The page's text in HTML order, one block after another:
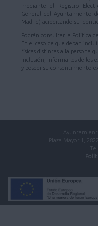
mediante el Registro
General del Ayuntamiento
Madrid) acreditando su
Podrán consultar la Política
En el caso de que deban
físicas distintas a la persona
inclusión, informarles de los
y poseer su consentimiento
Plaza Mayor 1,